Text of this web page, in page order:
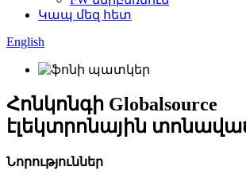
Կապ մեզ հետ
English
Հոնկոնգի Globalsource
էլեկտրոնային
Նորություններ